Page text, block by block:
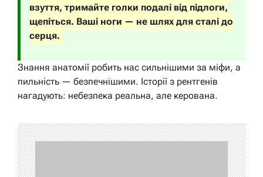
взуття, тримайте голки подалі від підлоги,
щепіться. Ваші ноги — не шлях для сталі до
серця.
Знання анатомії робить нас сильнішими за міфи, а
пильність — безпечнішими. Історії з рентгенів
нагадують: небезпека реальна, але керована.